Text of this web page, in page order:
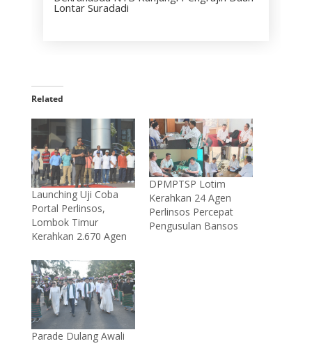
Lontar Suradadi
Related
Launching Uji Coba
Portal Perlinsos,
Lombok Timur
Kerahkan 2.670 Agen
DPMPTSP Lotim
Kerahkan 24 Agen
Perlinsos Percepat
Pengusulan Bansos
Parade Dulang Awali